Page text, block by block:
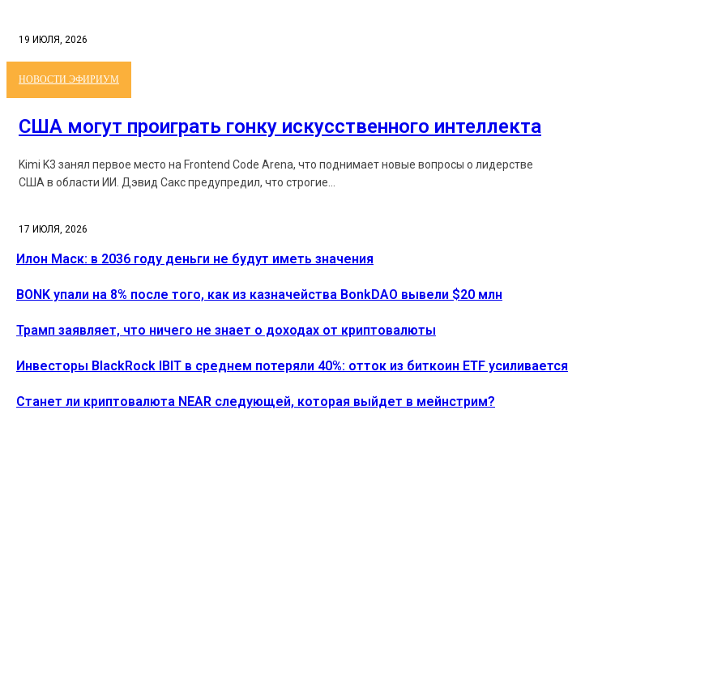
19 ИЮЛЯ, 2026
НОВОСТИ ЭФИРИУМ
США могут проиграть гонку искусственного интеллекта
Kimi K3 занял первое место на Frontend Code Arena, что поднимает новые вопросы о лидерстве
США в области ИИ. Дэвид Сакс предупредил, что строгие...
17 ИЮЛЯ, 2026
Илон Маск: в 2036 году деньги не будут иметь значения
BONK упали на 8% после того, как из казначейства BonkDAO вывели $20 млн
Трамп заявляет, что ничего не знает о доходах от криптовалюты
Инвесторы BlackRock IBIT в среднем потеряли 40%: отток из биткоин ETF усиливается
Станет ли криптовалюта NEAR следующей, которая выйдет в мейнстрим?